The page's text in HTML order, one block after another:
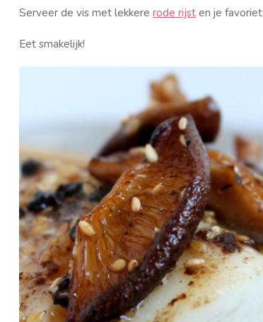
Serveer de vis met lekkere rode rijsten je
Eet smakelijk!